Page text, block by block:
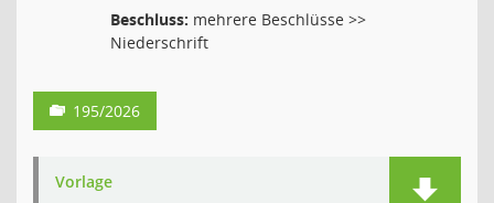
Beschluss: mehrere Beschlüsse >>
Niederschrift
195/2026
Vorlage